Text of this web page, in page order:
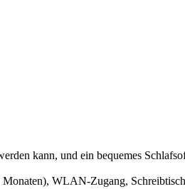
kann, und ein bequemes
WLAN-Zugang,